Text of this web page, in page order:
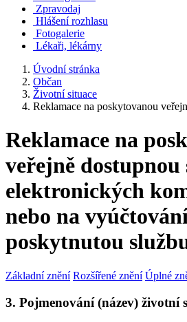
Zpravodaj
Hlášení rozhlasu
Fotogalerie
Lékaři, lékárny
Úvodní stránka
Občan
Životní situace
Reklamace na poskytovanou
Reklamace na
veřejně dostupnou
elektronických
nebo na
poskytnutou
Základní znění Rozšířené znění Úplné
3. Pojmenování (název) životní